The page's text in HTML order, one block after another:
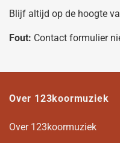
Blijf altijd op de hoogte
Fout: Contact formulier
Over 123koormuziek
Over 123koormuziek